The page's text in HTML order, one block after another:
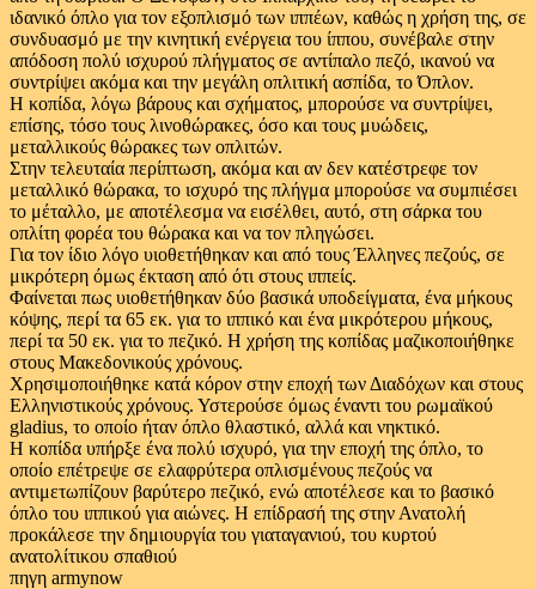
ιδανικό όπλο για τον εξοπλισμό των ιππέων, καθώς η χρήση της, σε
συνδυασμό με την κινητική ενέργεια του ίππου, συνέβαλε στην
απόδοση πολύ ισχυρού πλήγματος σε αντίπαλο πεζό, ικανού να
συντρίψει ακόμα και την μεγάλη οπλιτική ασπίδα, το Όπλον.
Η κοπίδα, λόγω βάρους και σχήματος, μπορούσε να συντρίψει,
επίσης, τόσο τους λινοθώρακες, όσο και τους μυώδεις,
μεταλλικούς θώρακες των οπλιτών.
Στην τελευταία περίπτωση, ακόμα και αν δεν κατέστρεφε τον
μεταλλικό θώρακα, το ισχυρό της πλήγμα μπορούσε να συμπιέσει
το μέταλλο, με αποτέλεσμα να εισέλθει, αυτό, στη σάρκα του
οπλίτη φορέα του θώρακα και να τον πληγώσει.
Για τον ίδιο λόγο υιοθετήθηκαν και από τους Έλληνες πεζούς, σε
μικρότερη όμως έκταση από ότι στους ιππείς.
Φαίνεται πως υιοθετήθηκαν δύο βασικά υποδείγματα, ένα μήκους
κόψης, περί τα 65 εκ. για το ιππικό και ένα μικρότερου μήκους,
περί τα 50 εκ. για το πεζικό. Η χρήση της κοπίδας μαζικοποιήθηκε
στους Μακεδονικούς χρόνους.
Χρησιμοποιήθηκε κατά κόρον στην εποχή των Διαδόχων και στους
Ελληνιστικούς χρόνους. Υστερούσε όμως έναντι του ρωμαϊκού
gladius, το οποίο ήταν όπλο θλαστικό, αλλά και νηκτικό.
Η κοπίδα υπήρξε ένα πολύ ισχυρό, για την εποχή της όπλο, το
οποίο επέτρεψε σε ελαφρύτερα οπλισμένους πεζούς να
αντιμετωπίζουν βαρύτερο πεζικό, ενώ αποτέλεσε και το βασικό
όπλο του ιππικού για αιώνες. Η επίδρασή της στην Ανατολή
προκάλεσε την δημιουργία του γιαταγανιού, του κυρτού
ανατολίτικου σπαθιού
πηγη armynow